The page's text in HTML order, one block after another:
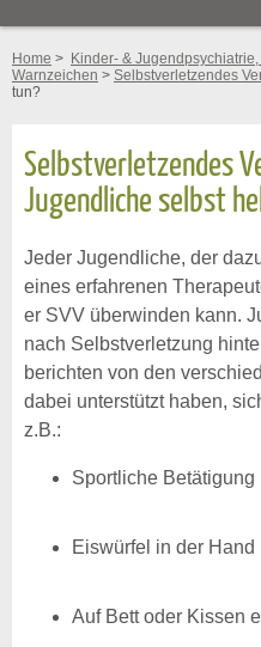
Home > Kinder- &
Warnzeichen > Selbstverletzendes
tun?
Selbstverletzendes
Jugendliche selbst
Jeder Jugendliche, der
eines erfahrenen
er SVV überwinden kann.
nach Selbstverletzung
berichten von den
dabei unterstützt haben,
z.B.:
Sportliche Betätigung
Eiswürfel in der Hand
Auf Bett oder Kissen